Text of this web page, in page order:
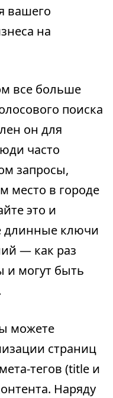
вашего
на
все больше
поиска
он для
часто
запросы,
место в городе
это и
длинные ключи
— как раз
и могут быть
можете
страниц
тегов (title и
Наряду